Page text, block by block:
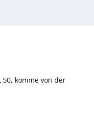
50, komme von der